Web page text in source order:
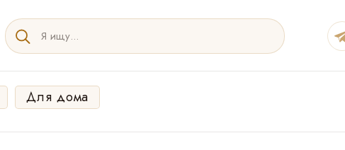
Для дома